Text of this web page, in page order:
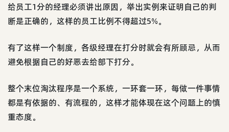
给员工1分的经理必须讲出原因，举出实例来证明自己的判
断是正确的，这样的员工比例不得超过5%。
有了这样一个制度，各级经理在打分时就会有所顾忌，从而
避免根据自己的好恶去给部下打分。
整个末位淘汰程序是一个系统，一环套一环，每做一件事情
都是有依据的、有流程的，这样才能体现在这个问题上的慎
重态度。